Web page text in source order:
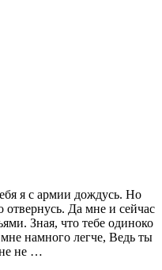
я с армии дождусь. Но
Да мне и сейчас
Зная, что тебе одиноко
намного легче, Ведь ты
не …